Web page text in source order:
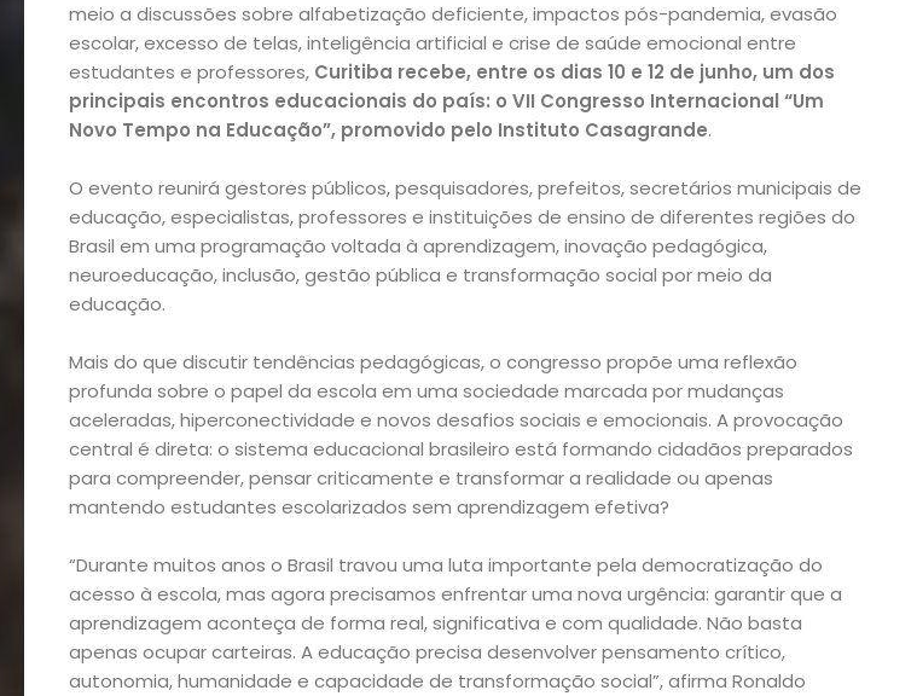
meio a discussões sobre alfabetização deficiente, impactos pós-pandemia, evasão
escolar, excesso de telas, inteligência artificial e crise de saúde emocional entre
estudantes e professores, Curitiba recebe, entre os dias 10 e 12 de junho, um dos
principais encontros educacionais do país: o VII Congresso Internacional “Um
Novo Tempo na Educação”, promovido pelo Instituto Casagrande.
O evento reunirá gestores públicos, pesquisadores, prefeitos, secretários municipais de
educação, especialistas, professores e instituições de ensino de diferentes regiões do
Brasil em uma programação voltada à aprendizagem, inovação pedagógica,
neuroeducação, inclusão, gestão pública e transformação social por meio da
educação.
Mais do que discutir tendências pedagógicas, o congresso propõe uma reflexão
profunda sobre o papel da escola em uma sociedade marcada por mudanças
aceleradas, hiperconectividade e novos desafios sociais e emocionais. A provocação
central é direta: o sistema educacional brasileiro está formando cidadãos preparados
para compreender, pensar criticamente e transformar a realidade ou apenas
mantendo estudantes escolarizados sem aprendizagem efetiva?
“Durante muitos anos o Brasil travou uma luta importante pela democratização do
acesso à escola, mas agora precisamos enfrentar uma nova urgência: garantir que a
aprendizagem aconteça de forma real, significativa e com qualidade. Não basta
apenas ocupar carteiras. A educação precisa desenvolver pensamento crítico,
autonomia, humanidade e capacidade de transformação social”, afirma Ronaldo